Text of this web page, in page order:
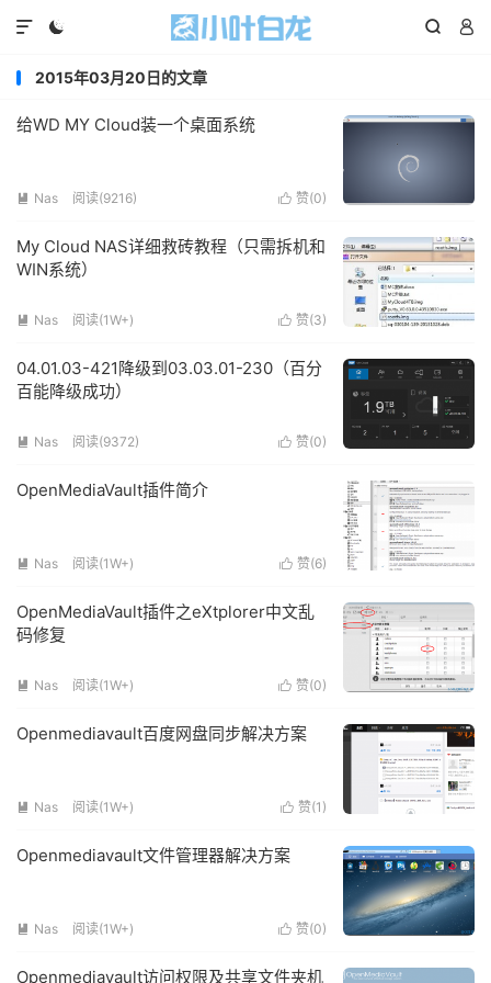
  

2015年03月20日的文章
给WD MY Cloud装一个桌面系统
 赞(0)
 Nas 阅读(9216)
My Cloud NAS详细救砖教程（只需拆机和
WIN系统）
 赞(3)
 Nas 阅读(1W+)
04.01.03-421降级到03.03.01-230（百分
百能降级成功）
 赞(0)
 Nas 阅读(9372)
OpenMediaVault插件简介
 赞(6)
 Nas 阅读(1W+)
OpenMediaVault插件之eXtplorer中文乱
码修复
 赞(0)
 Nas 阅读(1W+)
Openmediavault百度网盘同步解决方案
 赞(1 )
 Nas 阅读(1W+)
Openmediavault文件管理器解决方案
 赞(0)
 Nas 阅读(1W+)
Openmediavault访问权限及共享文件夹机